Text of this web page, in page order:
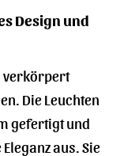
Design und
verkörpert
Die Leuchten
gefertigt und
aus. Sie